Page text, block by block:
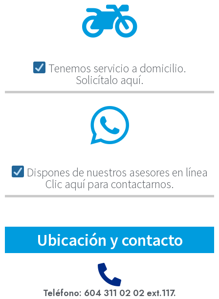
Tenemos servicio a domicilio.
Solicítalo aquí.
Dispones de nuestros asesores en línea
Clic aquí para contactarnos.
Ubicación y contacto
Teléfono: 604 311 02 02 ext.117.